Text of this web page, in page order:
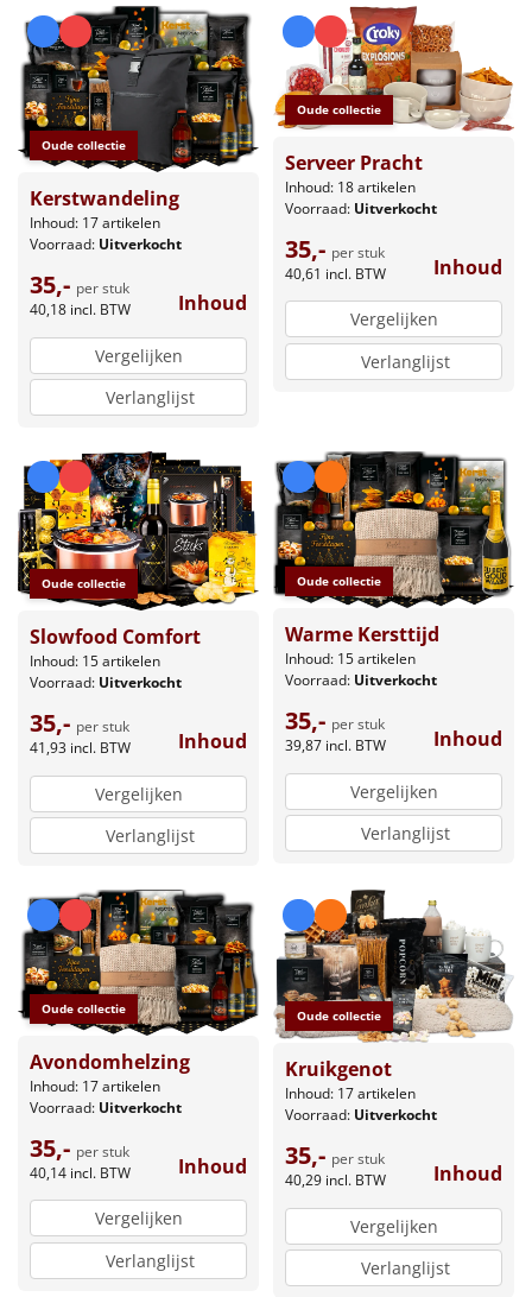
Oude collectie
Kerstwandeling
Inhoud: 17 artikelen
Voorraad: Uitverkocht
35,- per stuk
40,18 incl. BTW Inhoud
Vergelijken
Verlanglijst
Oude collectie
Serveer Pracht
Inhoud: 18 artikelen
Voorraad: Uitverkocht
35,- per stuk
40,61 incl. BTW Inhoud
Vergelijken
Verlanglijst
Oude collectie
Slowfood Comfort
Inhoud: 15 artikelen
Voorraad: Uitverkocht
35,- per stuk
41,93 incl. BTW Inhoud
Vergelijken
Verlanglijst
Oude collectie
Warme Kersttijd
Inhoud: 15 artikelen
Voorraad: Uitverkocht
35,- per stuk
39,87 incl. BTW Inhoud
Vergelijken
Verlanglijst
Oude collectie
Avondomhelzing
Inhoud: 17 artikelen
Voorraad: Uitverkocht
35,- per stuk
40,14 incl. BTW Inhoud
Vergelijken
Verlanglijst
Oude collectie
Kruikgenot
Inhoud: 17 artikelen
Voorraad: Uitverkocht
35,- per stuk
40,29 incl. BTW Inhoud
Vergelijken
Verlanglijst